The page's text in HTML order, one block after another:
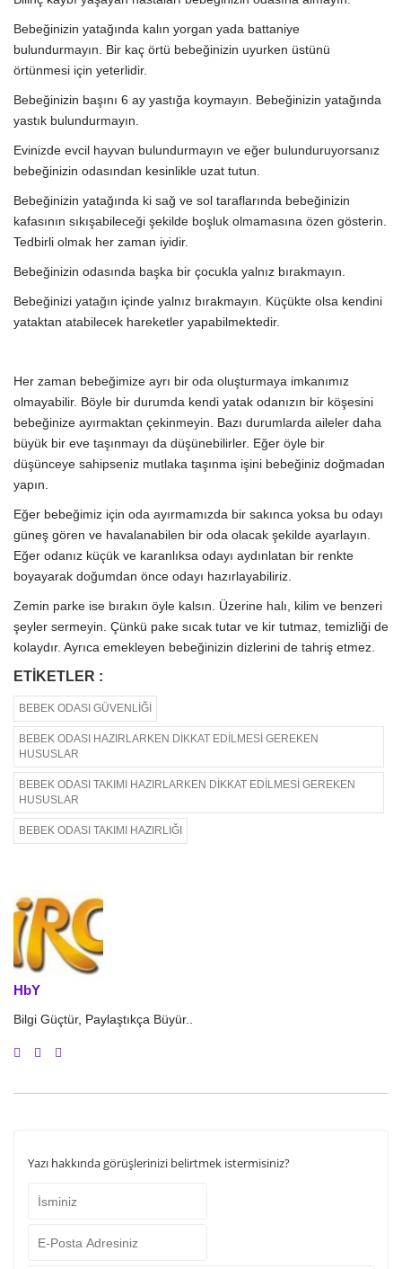
Bebeğinizin yatağında kalın yorgan yada battaniye
bulundurmayın. Bir kaç örtü bebeğinizin uyurken üstünü
örtünmesi için yeterlidir.
Bebeğinizin başını 6 ay yastığa koymayın. Bebeğinizin yatağında
yastık bulundurmayın.
Evinizde evcil hayvan bulundurmayın ve eğer bulunduruyorsanız
bebeğinizin odasından kesinlikle uzat tutun.
Bebeğinizin yatağında ki sağ ve sol taraflarında bebeğinizin
kafasının sıkışabileceği şekilde boşluk olmamasına özen gösterin.
Tedbirli olmak her zaman iyidir.
Bebeğinizin odasında başka bir çocukla yalnız bırakmayın.
Bebeğinizi yatağın içinde yalnız bırakmayın. Küçükte olsa kendini
yataktan atabilecek hareketler yapabilmektedir.
Her zaman bebeğimize ayrı bir oda oluşturmaya imkanımız
olmayabilir. Böyle bir durumda kendi yatak odanızın bir köşesini
bebeğinize ayırmaktan çekinmeyin. Bazı durumlarda aileler daha
büyük bir eve taşınmayı da düşünebilirler. Eğer öyle bir
düşünceye sahipseniz mutlaka taşınma işini bebeğiniz doğmadan
yapın.
Eğer bebeğimiz için oda ayırmamızda bir sakınca yoksa bu odayı
güneş gören ve havalanabilen bir oda olacak şekilde ayarlayın.
Eğer odanız küçük ve karanlıksa odayı aydınlatan bir renkte
boyayarak doğumdan önce odayı hazırlayabiliriz.
Zemin parke ise bırakın öyle kalsın. Üzerine halı, kilim ve benzeri
şeyler sermeyin. Çünkü pake sıcak tutar ve kir tutmaz, temizliği de
kolaydır. Ayrıca emekleyen bebeğinizin dizlerini de tahriş etmez.
ETIKETLER :
BEBEK ODASI GÜVENLIĞI
BEBEK ODASI HAZIRLARKEN DIKKAT EDILMESI GEREKEN
HUSUSLAR
BEBEK ODASI TAKIMI HAZIRLARKEN DIKKAT EDILMESI GEREKEN
HUSUSLAR
BEBEK ODASI TAKIMI HAZIRLIĞI
HbY
Bilgi Güçtür, Paylaştıkça Büyür..
Yazı hakkında görüşlerinizi belirtmek istermisiniz?